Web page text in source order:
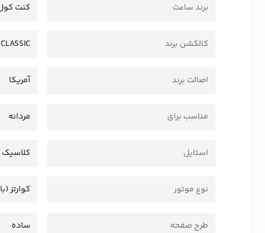
برند ساعت کنت
کالکشن برند
اصالت برند آمریکا
مناسب برای مردانه
استایل کلاسیک
نوع موتور کوارتز
طرح صفحه ساده